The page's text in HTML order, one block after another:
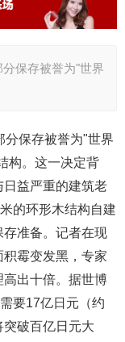
保存被誉为"世界
分保存被誉为"世界
构。这一决定背
日益严重的建筑老
的环形木结构自建
准备。记者在现
霉变发黑，专家
出十倍。据世博
要17亿日元（约
破百亿日元大